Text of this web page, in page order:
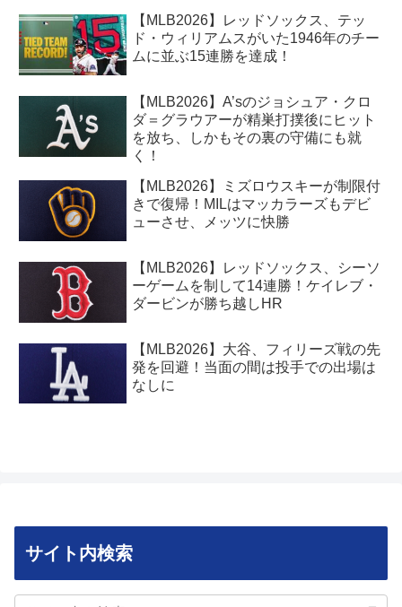
【MLB2026】レッドソックス、テッ
ド・ウィリアムスがいた1946年のチー
ムに並ぶ15連勝を達成！
【MLB2026】A’sのジョシュア・クロ
ダ＝グラウアーが精巣打撲後にヒット
を放ち、しかもその裏の守備にも就
く！
【MLB2026】ミズロウスキーが制限付
きで復帰！MILはマッカラーズもデビ
ューさせ、メッツに快勝
【MLB2026】レッドソックス、シーソ
ーゲームを制して14連勝！ケイレブ・
ダービンが勝ち越しHR
【MLB2026】大谷、フィリーズ戦の先
発を回避！当面の間は投手での出場は
なしに
サイト内検索